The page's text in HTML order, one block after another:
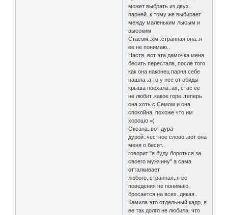
может выбрать из двух
парней..к тому же выбирает
между маленьким лысым и
высоким
Стасом..хм..странная она..я
ее не понимаю..
Настя..вот эта дамочка меня
бесить перестала, после того
как она наконец парня себе
нашла..а то у нее от обиды
крыша поехала..ах, стас ее
не любит..какое горе..теперь
она хоть с Семом и она
спокойна, похоже что им
хорошо =)
Оксана..вот дура-
дурой..честное слово..вот она
меня о бесит..
говорит "я буду бороться за
своего мужчину" а сама
отталкивает
любого..странная..я ее
поведения не понимаю,
бросается на всех..дикая..
Камила это отдельный кадр, я
ее так долго не любила, что